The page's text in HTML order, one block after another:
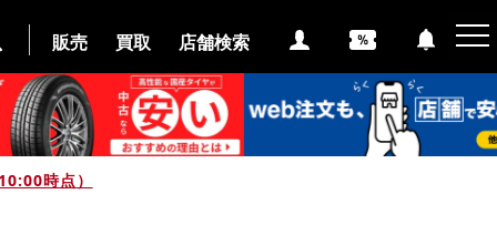
販売 買取 店舗検索
時点）